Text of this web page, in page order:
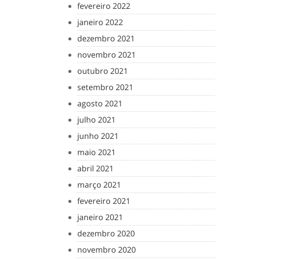
fevereiro 2022
janeiro 2022
dezembro 2021
novembro 2021
outubro 2021
setembro 2021
agosto 2021
julho 2021
junho 2021
maio 2021
abril 2021
março 2021
fevereiro 2021
janeiro 2021
dezembro 2020
novembro 2020